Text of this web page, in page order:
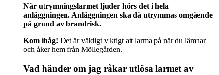
När utrymningslarmet ljuder hörs det i hela
anläggningen. Anläggningen ska då utrymmas omgående
på grund av brandrisk.
Kom ihåg! Det är väldigt viktigt att larma på när du lämnar
och åker hem från Möllegården.
Vad händer om jag råkar utlösa larmet av